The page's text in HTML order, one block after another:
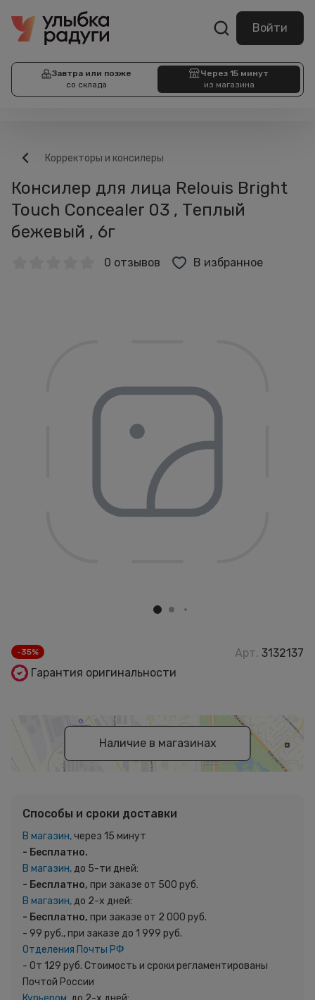
Войти
Завтра или позже
со склада
Через 15 минут
из магазина
Корректоры и консилеры
Консилер для лица Relouis Bright
Touch Concealer 03 , Теплый
бежевый , 6г
0 отзывов В избранное
-35% Арт. 3132137
Гарантия оригинальности
Наличие в магазинах
Способы и сроки доставки
В магазин,через 15 минут
- Бесплатно.
В магазин,до 5-ти дней:
- Бесплатно, при заказе от 500 руб.
В магазин,до 2-х дней:
- Бесплатно, при заказе от 2 000 руб.
- 99 руб., при заказе до 1 999 руб.
Отделения Почты РФ
- От 129 руб. Стоимость и сроки регламентированы
Почтой России